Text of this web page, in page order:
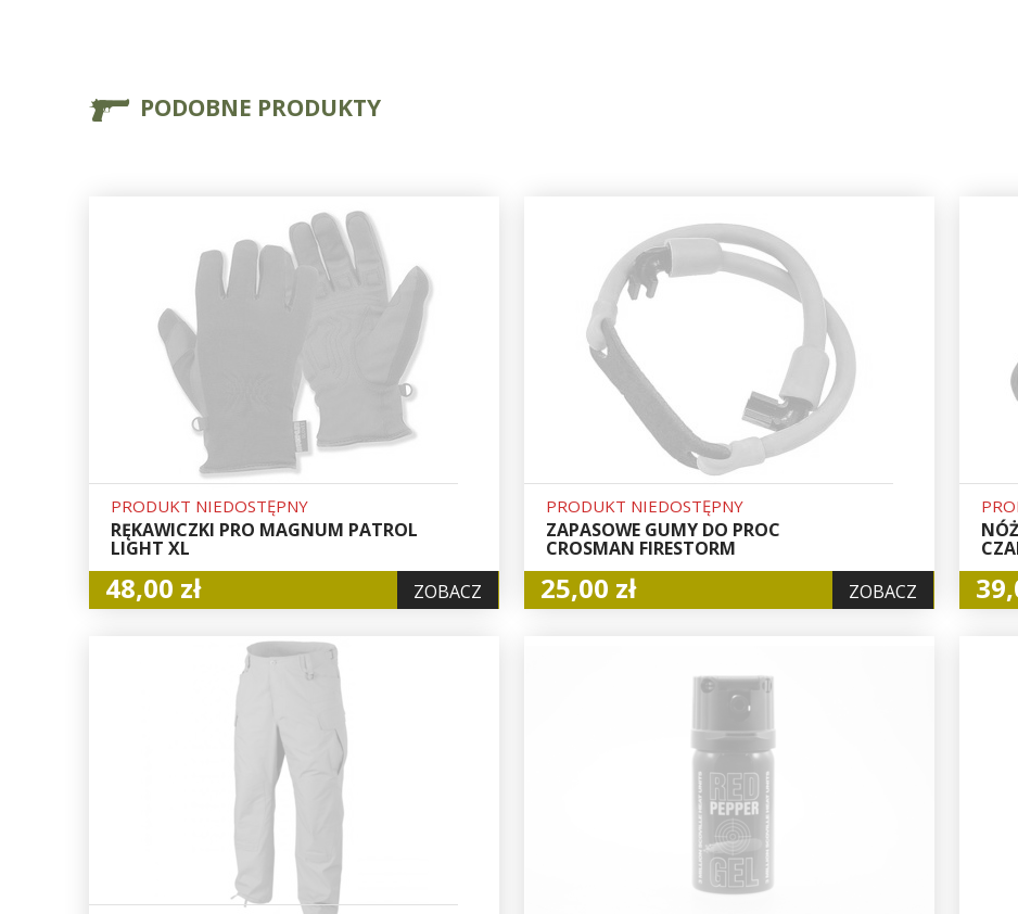
PODOBNE PRODUKTY
PRODUKT NIEDOSTĘPNY
RĘKAWICZKI PRO MAGNUM PATROL
LIGHT XL
48,00 zł ZOBACZ
PRODUKT NIEDOSTĘPNY
ZAPASOWE GUMY DO PROC
CROSMAN FIRESTORM
25,00 zł ZOBACZ